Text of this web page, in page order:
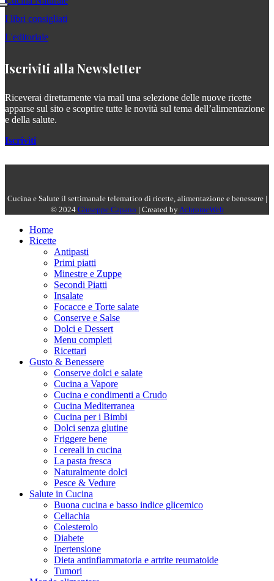
I libri consigliati
L'editoriale
Iscriviti alla Newsletter
Riceverai direttamente via mail una selezione delle nuove ricette
apparse sul sito e scoprire tutte le novità sul tema dell’alimentazione
e della salute.
Iscriviti
Cucina e Salute il settimanale telematico di ricette, alimentazione e benessere |
© 2024 Giuseppe Capano | Created byAchromeWeb
Home
Ricette
Antipasti
Primi piatti
Minestre e Zuppe
Secondi Piatti
Insalate
Focacce e Torte salate
Conserve e Salse
Dolci e Dessert
Menu completi
Ricettari
Gusto & Benessere
Conserve dolci e salate
Cucina a Vapore
Cucina e condimenti a Crudo
Cucina Mediterranea
Cucina per i Bimbi
Dolci senza glutine
Friggere bene
I cereali in cucina
La pasta fresca
Naturalmente dolci
Pesce & Vedure
Salute in Cucina
Buona cucina e basso indice glicemico
Celiachia
Colesterolo
Diabete
Ipertensione
Dieta antinfiammatoria e artrite reumatoide
Tumori